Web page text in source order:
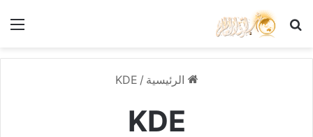
بحث عن
الرئيسية /
KDE
KDE